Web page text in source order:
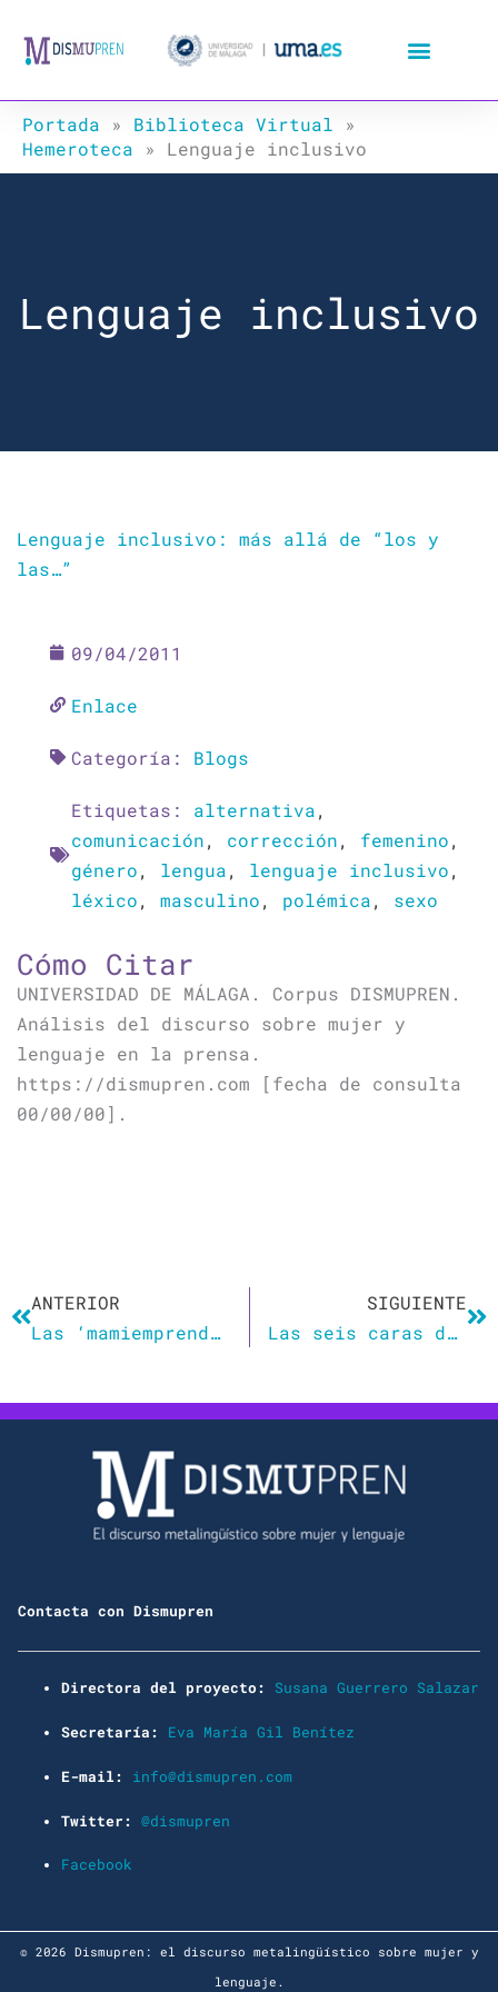
Portada » Biblioteca Virtual »
Hemeroteca » Lenguaje inclusivo
Lenguaje inclusivo
Lenguaje inclusivo: más allá de “los y
las…”
09/04/2011
Enlace
Categoría: Blogs
Etiquetas: alternativa,
comunicación, corrección, femenino,
género, lengua, lenguaje inclusivo,
léxico, masculino, polémica, sexo
Cómo Citar
UNIVERSIDAD DE MÁLAGA. Corpus DISMUPREN.
Análisis del discurso sobre mujer y
lenguaje en la prensa.
https://dismupren.com [fecha de consulta
00/00/00].
ANTERIOR
Las ‘mamiemprendedoras’ cobran fuerza en Francia
SIGUIENTE
Las seis caras del nuevo macho ibérico
Contacta con Dismupren
Directora del proyecto: Susana Guerrero Salazar
Secretaría: Eva María Gil Benítez
E-mail: info@dismupren.com
Twitter: @dismupren
Facebook
© 2026 Dismupren: el discurso metalingüístico sobre mujer y
lenguaje.